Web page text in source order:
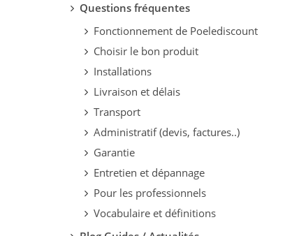
Questions fréquentes
Fonctionnement de Poelediscount
Choisir le bon produit
Installations
Livraison et délais
Transport
Administratif (devis, factures..)
Garantie
Entretien et dépannage
Pour les professionnels
Vocabulaire et définitions